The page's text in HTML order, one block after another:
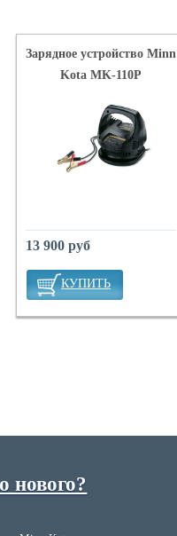
Зарядное устройство Minn
Kota MK-110P
13 900 руб
КУПИТЬ
нового?